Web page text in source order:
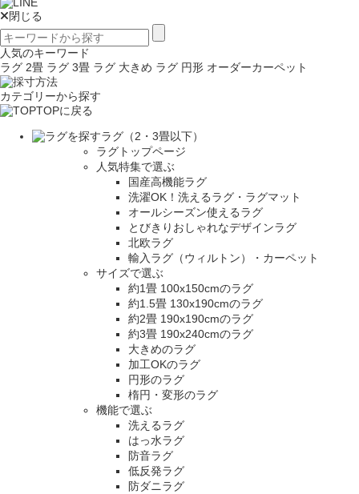
閉じる
人気のキーワード
ラグ 2畳 ラグ 3畳 ラグ 大きめ ラグ 円形 オーダーカーペット
カテゴリーから探す
TOPに戻る
ラグ（2・3畳以下）
ラグトップページ
人気特集で選ぶ
国産高機能ラグ
洗濯OK！洗えるラグ・ラグマット
オールシーズン使えるラグ
とびきりおしゃれなデザインラグ
北欧ラグ
輸入ラグ（ウィルトン）・カーペット
サイズで選ぶ
約1畳 100x150cmのラグ
約1.5畳 130x190cmのラグ
約2畳 190x190cmのラグ
約3畳 190x240cmのラグ
大きめのラグ
加工OKのラグ
円形のラグ
楕円・変形のラグ
機能で選ぶ
洗えるラグ
はっ水ラグ
防音ラグ
低反発ラグ
防ダニラグ